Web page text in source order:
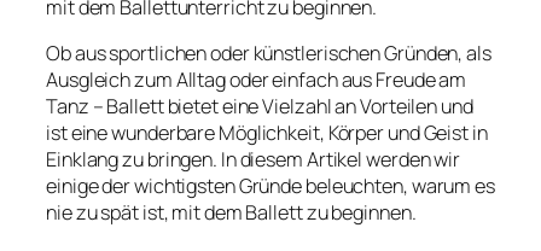
mit dem Ballettunterricht zu beginnen.
Ob aus sportlichen oder künstlerischen Gründen, als
Ausgleich zum Alltag oder einfach aus Freude am
Tanz – Ballett bietet eine Vielzahl an Vorteilen und
ist eine wunderbare Möglichkeit, Körper und Geist in
Einklang zu bringen. In diesem Artikel werden wir
einige der wichtigsten Gründe beleuchten, warum es
nie zu spät ist, mit dem Ballett zu beginnen.